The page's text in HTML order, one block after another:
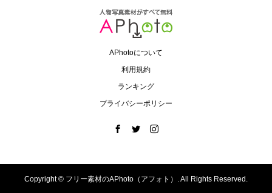
APhotoについて
利用規約
ランキング
プライバシーポリシー
Copyright © フリー素材のAPhoto（アフォト）. All Rights Reserved.